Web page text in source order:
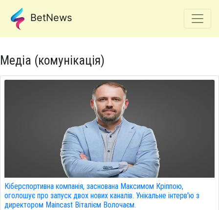
BetNews
Медіа (комунікація)
Кіберспортивна компанія, заснована Максимом Кріппою,
оголошує про запуск двох нових каналів. Унікальне інтерв'ю з
директором Maincast Віталієм Волочаєм.